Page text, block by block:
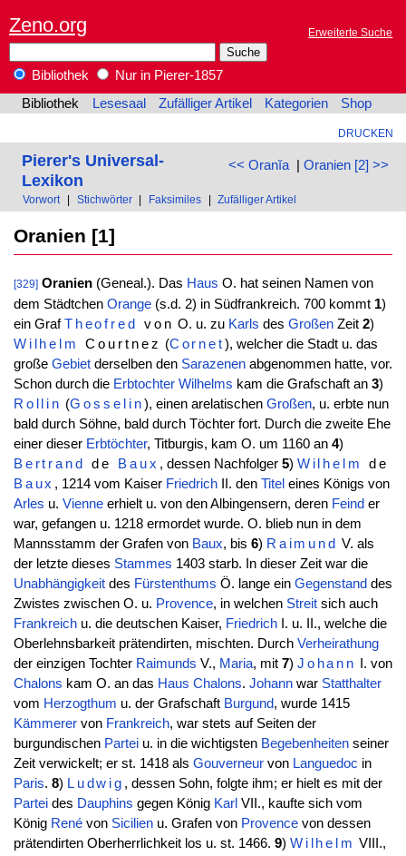
Zeno.org Erweiterte Suche
Bibliothek
Nur in Pierer-1857
Bibliothek
Lesesaal Zufälliger Artikel Kategorien Shop
DRUCKEN
<< Oranĭa| Oranien [2] >>
Pierer's Universal-
Lexikon
Vorwort Stichwörter Faksimiles Zufälliger Artikel
Oranien [1]
[329] Oranien(Geneal.). Das Haus O. hat seinen Namen von
dem Städtchen Orange(s.d. 2) in Südfrankreich. 700 kommt 1)
ein GrafTheofred von O. u. zu Karls des GroßenZeit 2)
Wilhelm
Courtnez (Cornet), welcher die Stadt u. das
große Gebietderselben den Sarazenenabgenommen hatte, vor.
Schon durch die Erbtochter Wilhelms kam die Grafschaft an 3)
Rollin (Gosselin), einen arelatischen Großen, u. erbte nun
bald durch Söhne, bald durch Töchter fort. Durch die zweite Ehe
einer dieser Erbtöchter, Titburgis, kam O. um 1160 an 4)
Bertrand
de Baux , dessen Nachfolger 5) Wilhelm
de
Baux , 1214 vom Kaiser Friedrich II. denTitel eines Königs von
Arles u. Vienneerhielt u. von den Albingensern, deren Feind er
war, gefangen u. 1218 ermordet wurde. O. blieb nun in dem
Mannsstamm der Grafen von Baux, bis 6) Raimund V. als
der letzte dieses Stammes 1403 starb. In dieser Zeit war die
Unabhängigkeitdes Fürstenthums Ö. lange ein Gegenstand des
Zwistes zwischen O. u. Provence, in welchen Streitsich auch
Frankreichu. die deutschen Kaiser, FriedrichI. u. II., welche die
Oberlehnsbarkeit prätendirten, mischten. Durch Verheirathung
der einzigen Tochter Raimunds V., Maria, mit 7) Johann
I. von
Chalons kam O. an das Haus Chalons. Johannwar Statthalter
vom Herzogthum u. der Grafschaft Burgund, wurde 1415
Kämmerervon Frankreich, war stets auf Seiten der
burgundischen Parteiu. in die wichtigsten Begebenheitenseiner
Zeit verwickelt; er st. 1418 als Gouverneurvon Languedoc in
Paris. 8) Ludwig , dessen Sohn, folgte ihm; er hielt es mit der
Parteides Dauphins gegen König Karl VII., kaufte sich vom
König Renévon Sicilienu. Grafen von Provencevon dessen
prätendirten Oberherrlichkeit los u. st. 1466. 9) Wilhelm VIII.,